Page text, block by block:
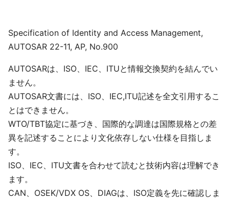
Specification of Identity and Access Management,
AUTOSAR 22-11, AP, No.900
AUTOSARは、ISO、IEC、ITUと情報交換契約を結んでい
ません。
AUTOSAR文書には、ISO、IEC,ITU記述を全文引用するこ
とはできません。
WTO/TBT協定に基づき、国際的な調達は国際規格との差
異を記述することにより文化依存しない仕様を目指しま
す。
ISO、IEC、ITU文書を合わせて読むと技術内容は理解でき
ます。
CAN、OSEK/VDX OS、DIAGは、ISO定義を先に確認しま